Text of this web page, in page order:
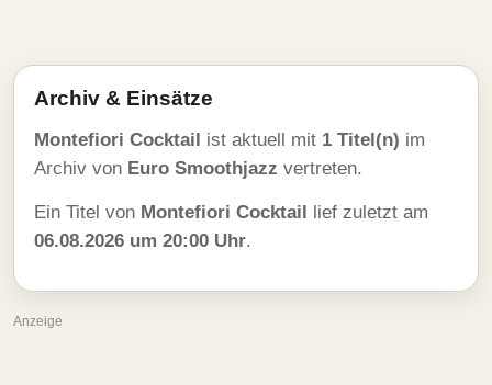
Archiv & Einsätze
Montefiori Cocktail ist aktuell mit 1 Titel(n) im
Archiv von Euro Smoothjazz vertreten.
Ein Titel von Montefiori Cocktail lief zuletzt am
06.08.2026 um 20:00 Uhr.
Anzeige